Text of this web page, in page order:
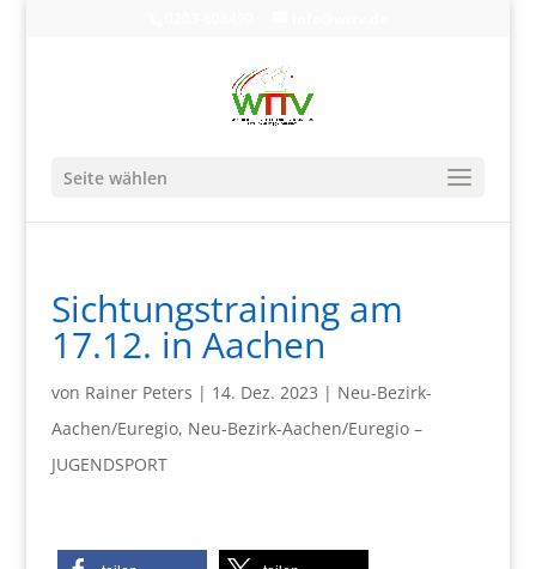
Seite wählen
Sichtungstraining am
17.12. in Aachen
von Rainer Peters | 14. Dez. 2023 | Neu-Bezirk-
Aachen/Euregio, Neu-Bezirk-Aachen/Euregio –
JUGENDSPORT